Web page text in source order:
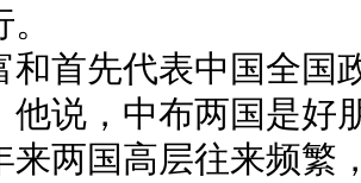
先代表中国全国
他说，中布两国是好
来两国高层往来频繁